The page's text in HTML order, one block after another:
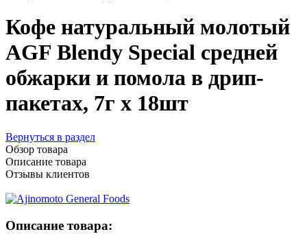
Кофе натуральный молотый
AGF Blendy Special средней
обжарки и помола в дрип-
пакетах, 7г х 18шт
Вернуться в раздел
Обзор товара
Описание товара
Отзывы клиентов
Описание товара: